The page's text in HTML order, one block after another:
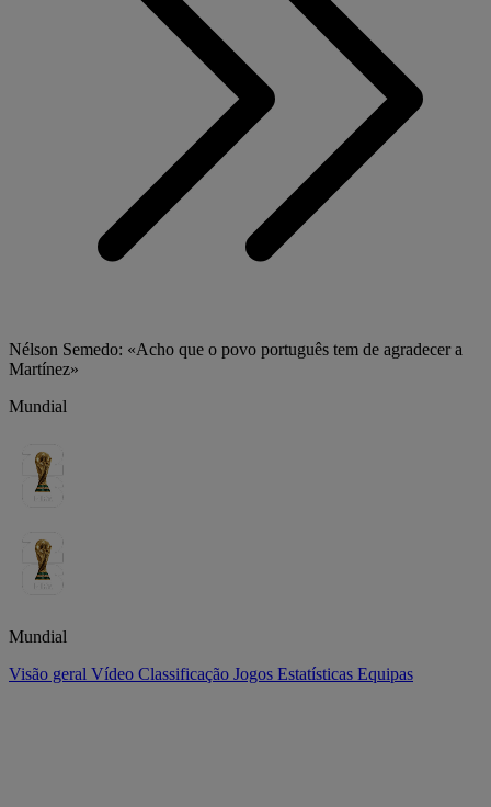
Nélson Semedo: «Acho que o povo português tem de agradecer a
Martínez»
Mundial
Mundial
Visão geral Vídeo Classificação Jogos Estatísticas Equipas